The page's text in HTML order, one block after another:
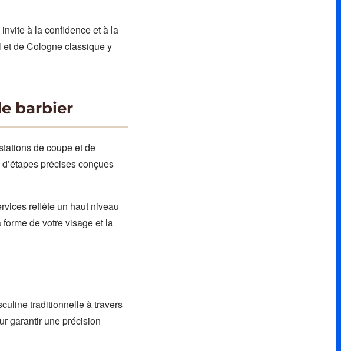
à la confidence et à la
de Cologne classique y
barbier
de coupe et de
précises conçues
reflète un haut niveau
de votre visage et la
traditionnelle à travers
garantir une précision